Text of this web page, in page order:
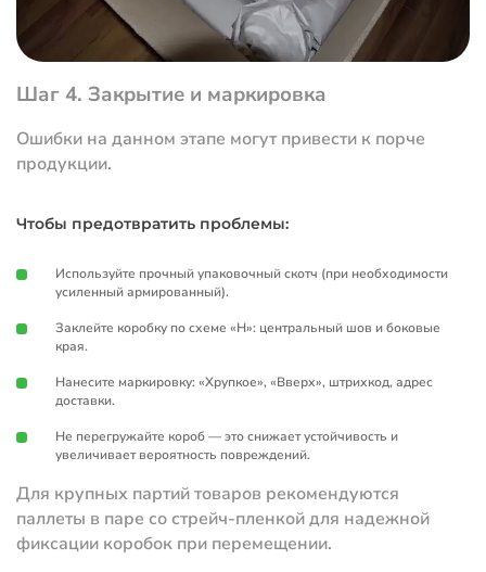
Шаг 4. Закрытие и маркировка
Ошибки на данном этапе могут привести к порче
продукции.
Чтобы предотвратить проблемы:
Используйте прочный упаковочный скотч (при необходимости
усиленный армированный).
Заклейте коробку по схеме «H»: центральный шов и боковые
края.
Нанесите маркировку: «Хрупкое», «Вверх», штрихкод, адрес
доставки.
Не перегружайте короб — это снижает устойчивость и
увеличивает вероятность повреждений.
Для крупных партий товаров рекомендуются
паллеты в паре со стрейч-пленкой для надежной
фиксации коробок при перемещении.